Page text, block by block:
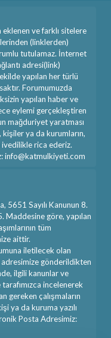
ve farklı sitelere
(linklerden)
tutulamaz. İnternet
adresi(link)
yapılan her türlü
Forumumuzda
yapılan haber ve
eylemi gerçekleştiren
mağduriyet yaratması
ya da kurumların,
rica ederiz.
info@katmulkiyeti.com
5651 Sayılı Kanunun 8.
Maddesine göre, yapılan
tüm
aittir.
iletilecek olan
gönderildikten
ilgili kanunlar ve
incelenerek
gereken çalışmaların
ya da kuruma yazılı
Posta Adresimiz: